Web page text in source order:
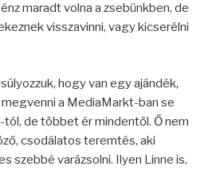
maradt volna a zsebünkben, de
visszavinni, vagy kicserélni
hogy van egy ajándék,
a MediaMarkt-ban se
de többet ér mindentől. Ő nem
csodálatos teremtés, aki
szebbé varázsolni. Ilyen Linne is,